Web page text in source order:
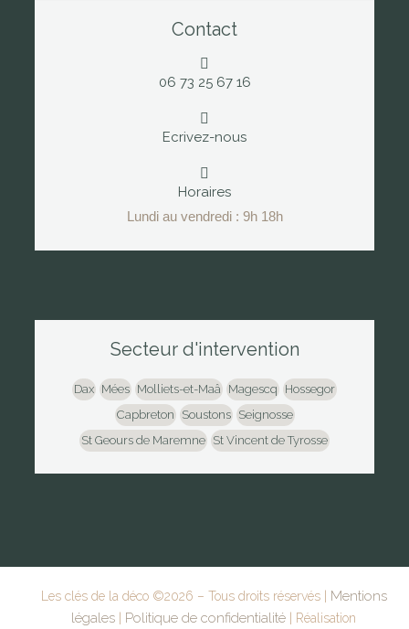
Contact
06 73 25 67 16
Ecrivez-nous
Horaires
Lundi au vendredi : 9h 18h
Secteur d'intervention
Dax Mées Molliets-et-Maâ Magescq
Hossegor
Capbreton
Soustons
Seignosse
St Geours de Maremne St Vincent de Tyrosse
Les clés de la déco ©2026 – Tous droits réservés | Mentions
légales
Politique de confidentialité | Réalisation